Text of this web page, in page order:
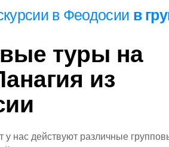
отправиться в уникальное
опытными гидами.
в Феодосии в
туры на
из
нас действуют различные